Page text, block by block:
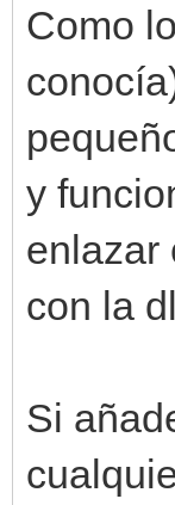
Como
y
enlazar
con la
Si